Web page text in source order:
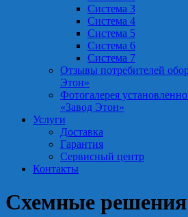
Система 3
Система 4
Система 5
Система 6
Система 7
Отзывы потребителей
Этон»
Фотогалерея
«Завод Этон»
Услуги
Доставка
Гарантия
Сервисный центр
Контакты
Схемные решения